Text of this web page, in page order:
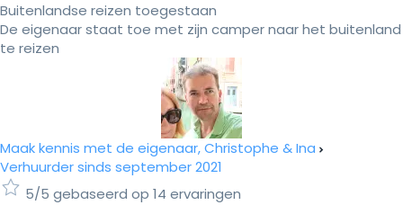
Buitenlandse reizen toegestaan
De eigenaar staat toe met zijn camper naar het buitenland
te reizen
Maak kennis met de eigenaar, Christophe & Ina
Verhuurder sinds september 2021
5/5 gebaseerd op 14 ervaringen